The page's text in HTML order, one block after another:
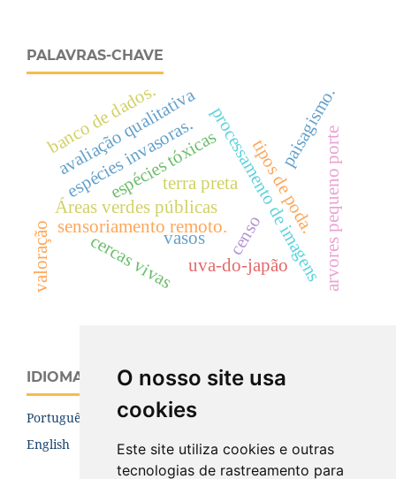
O nosso site usa
cookies
Este site utiliza cookies e outras
tecnologias de rastreamento para
PALAVRAS-CHAVE
Áreas verdes públicasprocessamento de imagens
espécies tóxicas
espécies invasoras. arvores pequeno porte
avaliação qualitativa
tipos de poda.
paisagismo.
censo
sensoriamento remoto.
banco de dados.
valoração
terra preta
vasos
cercas vivas uva-do-japão
IDIOMA
Português (Brasil)
English